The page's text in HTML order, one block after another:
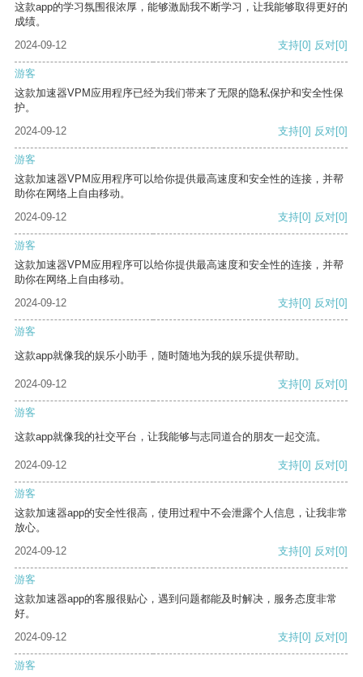
这款app的学习氛围很浓厚，能够激励我不断学习，让我能够取得更好的
成绩。
2024-09-12
支持[0] 反对[0]
游客
这款加速器VPM应用程序已经为我们带来了无限的隐私保护和安全性保
护。
2024-09-12
支持[0] 反对[0]
游客
这款加速器VPM应用程序可以给你提供最高速度和安全性的连接，并帮
助你在网络上自由移动。
2024-09-12
支持[0] 反对[0]
游客
这款加速器VPM应用程序可以给你提供最高速度和安全性的连接，并帮
助你在网络上自由移动。
2024-09-12
支持[0] 反对[0]
游客
这款app就像我的娱乐小助手，随时随地为我的娱乐提供帮助。
2024-09-12 支持[0] 反对[0]
游客
这款app就像我的社交平台，让我能够与志同道合的朋友一起交流。
2024-09-12 支持[0] 反对[0]
游客
这款加速器app的安全性很高，使用过程中不会泄露个人信息，让我非常
放心。
2024-09-12
支持[0] 反对[0]
游客
这款加速器app的客服很贴心，遇到问题都能及时解决，服务态度非常
好。
2024-09-12
支持[0] 反对[0]
游客